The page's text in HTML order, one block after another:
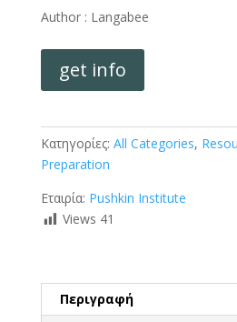
Author : Langabee
get info
Κατηγορίες: All Categories,
Preparation
Εταιρία: Pushkin Institute
Views 41
Περιγραφή